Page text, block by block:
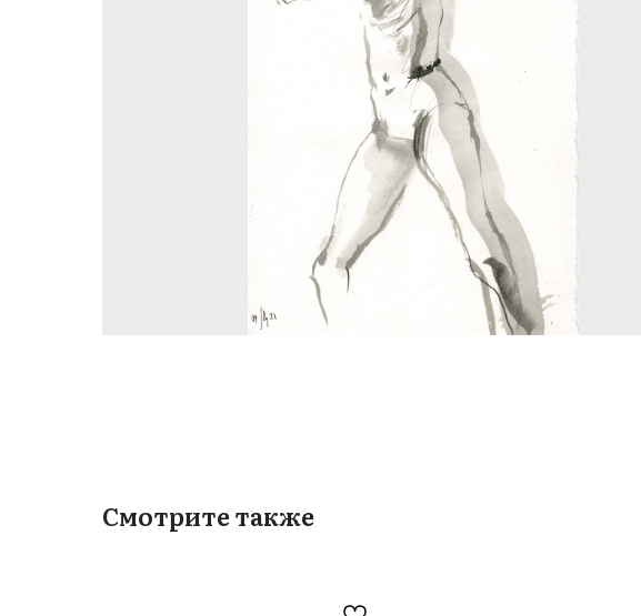
Смотрите также